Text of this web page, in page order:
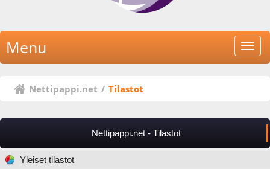
Menu
Nettipappi.net / Tilastot
Nettipappi.net - Tilastot
Yleiset tilastot